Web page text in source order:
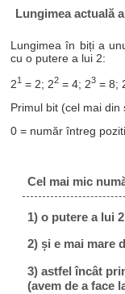
Lungimea actuală
Lungimea în biți a
cu o putere a lui 2:
21 = 2; 22 = 4; 23 = 8;
Primul bit (cel mai din
0 = număr întreg
Cel mai mic
1) o putere a lui 2
2) și e mai mare
3) astfel încât
(avem de a face